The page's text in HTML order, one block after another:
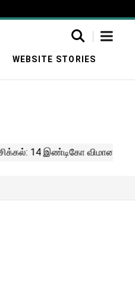
WEBSITE STORIES